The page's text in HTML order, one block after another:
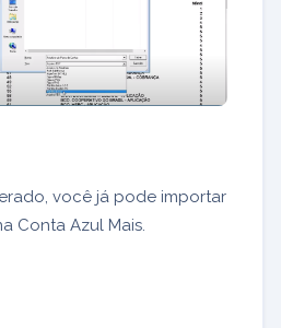
você já pode importar
Conta Azul Mais.